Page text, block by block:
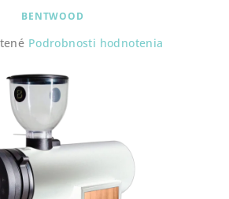
BENTWOOD
Podrobnosti hodnotenia